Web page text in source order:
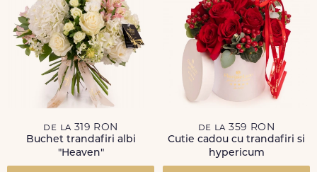
de la 319 RON
Buchet trandafiri albi
"Heaven"
de la 359 RON
Cutie cadou cu trandafiri si
hypericum